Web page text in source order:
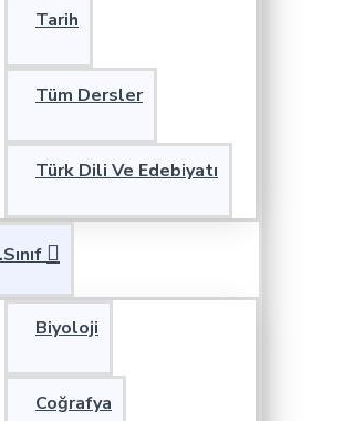
Tarih
Tüm Dersler
Türk Dili Ve Edebiyatı
Biyoloji
Coğrafya